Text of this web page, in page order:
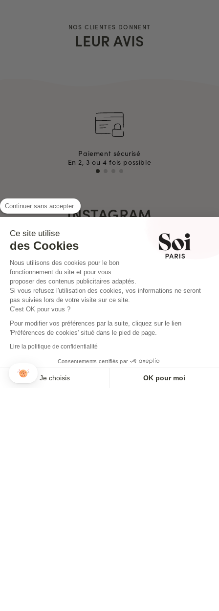
NOS CLIENTES DONNENT
LEUR AVIS
Paiement sécurisé
En 2, 3 ou 4 fois possible
INSTAGRAM
NEWSLETTER
Inscrivez-vous pour ne rien louper !
Continuer sans accepter
Ce site utilise
des Cookies
Nous utilisons des cookies pour le bon
fonctionnement du site et pour vous
proposer des contenus publicitaires adaptés.
Si vous refusez l'utilisation des cookies, vos informations ne seront
pas suivies lors de votre visite sur ce site.
C'est OK pour vous ?
Pour modifier vos préférences par la suite, cliquez sur le lien
'Préférences de cookies' situé dans le pied de page.
Lire la politique de confidentialité
Consentements certifiés par
Je choisis OK pour moi